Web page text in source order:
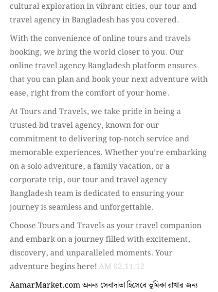
cultural exploration in vibrant cities, our tour and
travel agency in Bangladesh has you covered.
With the convenience of online tours and travels
booking, we bring the world closer to you. Our
online travel agency Bangladesh platform ensures
that you can plan and book your next adventure with
ease, right from the comfort of your home.
At Tours and Travels, we take pride in being a
trusted bd travel agency, known for our
commitment to delivering top-notch service and
memorable experiences. Whether you’re embarking
on a solo adventure, a family vacation, or a
corporate trip, our tour and travel agency
Bangladesh team is dedicated to ensuring your
journey is seamless and unforgettable.
Choose Tours and Travels as your travel companion
and embark on a journey filled with excitement,
discovery, and unparalleled moments. Your
adventure begins here! AM 02.11.12
AamarMarket.com অনন্য সেবাদাতা হিসেবে ভূমিকা রাখার জন্য